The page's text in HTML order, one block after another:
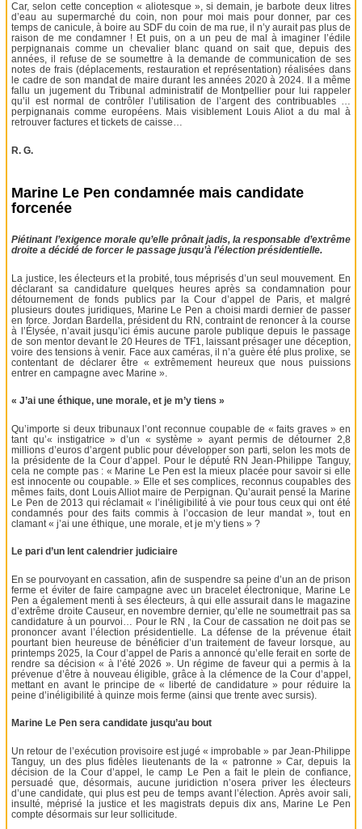
Car, selon cette conception « aliotesque », si demain, je barbote deux litres
d’eau au supermarché du coin, non pour moi mais pour donner, par ces
temps de canicule, à boire au SDF du coin de ma rue, il n’y aurait pas plus de
raison de me condamner ! Et puis, on a un peu de mal à imaginer l’édile
perpignanais comme un chevalier blanc quand on sait que, depuis des
années, il refuse de se soumettre à la demande de communication de ses
notes de frais (déplacements, restauration et représentation) réalisées dans
le cadre de son mandat de maire durant les années 2020 à 2024. Il a même
fallu un jugement du Tribunal administratif de Montpellier pour lui rappeler
qu’il est normal de contrôler l’utilisation de l’argent des contribuables …
perpignanais comme européens. Mais visiblement Louis Aliot a du mal à
retrouver factures et tickets de caisse…
R. G.
Marine Le Pen condamnée mais candidate
forcenée
Piétinant l’exigence morale qu’elle prônait jadis, la responsable d’extrême
droite a décidé de forcer le passage jusqu’à l’élection présidentielle.
La justice, les électeurs et la probité, tous méprisés d’un seul mouvement. En
déclarant sa candidature quelques heures après sa condamnation pour
détournement de fonds publics par la Cour d’appel de Paris, et malgré
plusieurs doutes juridiques, Marine Le Pen a choisi mardi dernier de passer
en force. Jordan Bardella, président du RN, contraint de renoncer à la course
à l’Élysée, n’avait jusqu’ici émis aucune parole publique depuis le passage
de son mentor devant le 20 Heures de TF1, laissant présager une déception,
voire des tensions à venir. Face aux caméras, il n’a guère été plus prolixe, se
contentant de déclarer être « extrêmement heureux que nous puissions
entrer en campagne avec Marine ».
« J’ai une éthique, une morale, et je m’y tiens »
Qu’importe si deux tribunaux l’ont reconnue coupable de « faits graves » en
tant qu’« instigatrice » d’un « système » ayant permis de détourner 2,8
millions d’euros d’argent public pour développer son parti, selon les mots de
la présidente de la Cour d’appel. Pour le député RN Jean-Philippe Tanguy,
cela ne compte pas : « Marine Le Pen est la mieux placée pour savoir si elle
est innocente ou coupable. » Elle et ses complices, reconnus coupables des
mêmes faits, dont Louis Alliot maire de Perpignan. Qu’aurait pensé la Marine
Le Pen de 2013 qui réclamait « l’inéligibilité à vie pour tous ceux qui ont été
condamnés pour des faits commis à l’occasion de leur mandat », tout en
clamant « j’ai une éthique, une morale, et je m’y tiens » ?
Le pari d’un lent calendrier judiciaire
En se pourvoyant en cassation, afin de suspendre sa peine d’un an de prison
ferme et éviter de faire campagne avec un bracelet électronique, Marine Le
Pen a également menti à ses électeurs, à qui elle assurait dans le magazine
d’extrême droite Causeur, en novembre dernier, qu’elle ne soumettrait pas sa
candidature à un pourvoi… Pour le RN , la Cour de cassation ne doit pas se
prononcer avant l’élection présidentielle. La défense de la prévenue était
pourtant bien heureuse de bénéficier d’un traitement de faveur lorsque, au
printemps 2025, la Cour d’appel de Paris a annoncé qu’elle ferait en sorte de
rendre sa décision « à l’été 2026 ». Un régime de faveur qui a permis à la
prévenue d’être à nouveau éligible, grâce à la clémence de la Cour d’appel,
mettant en avant le principe de « liberté de candidature » pour réduire la
peine d’inéligibilité à quinze mois ferme (ainsi que trente avec sursis).
Marine Le Pen sera candidate jusqu’au bout
Un retour de l’exécution provisoire est jugé « improbable » par Jean-Philippe
Tanguy, un des plus fidèles lieutenants de la « patronne » Car, depuis la
décision de la Cour d’appel, le camp Le Pen a fait le plein de confiance,
persuadé que, désormais, aucune juridiction n’osera priver les électeurs
d’une candidate, qui plus est peu de temps avant l’élection. Après avoir sali,
insulté, méprisé la justice et les magistrats depuis dix ans, Marine Le Pen
compte désormais sur leur sollicitude.